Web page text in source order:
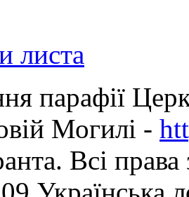
листа
парафії
Могилі -
Всі